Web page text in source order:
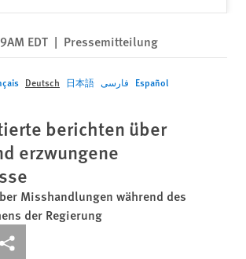
EDT | Pressemitteilung
Deutsch 日本語 فارسی Español
berichten über
erzwungene
Misshandlungen während des
der Regierung
via Bluesky
More sharing options